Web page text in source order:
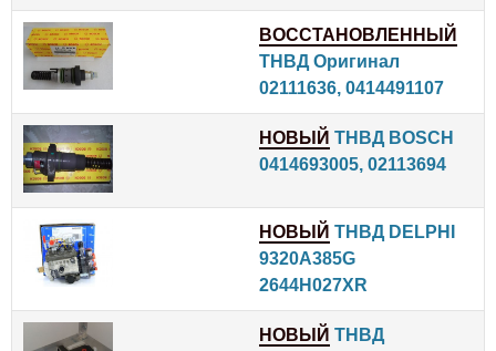
ВОССТАНОВЛЕННЫЙ
ТНВД Оригинал
02111636, 0414491107
НОВЫЙ ТНВД BOSCH
0414693005, 02113694
НОВЫЙ ТНВД DELPHI
9320A385G
2644H027XR
НОВЫЙ ТНВД